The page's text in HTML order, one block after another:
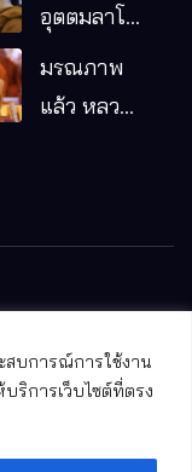
สบการณ์การใช้งาน
การเว็บไซต์ที่ตรง
อุตตมลาโภ
หมากอื๋อ
มรณภาพ
แล้ว หลวง